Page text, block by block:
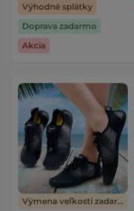
Výhodné splátky
Doprava zadarmo
Akcia
Výmena veľkosti zadarmo